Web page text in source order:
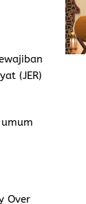
(JER)
Over